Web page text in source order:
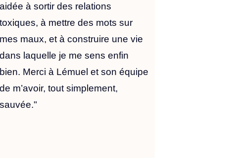
aidée à sortir des relations
toxiques, à mettre des mots sur
mes maux, et à construire une vie
dans laquelle je me sens enfin
bien. Merci à Lémuel et son équipe
de m’avoir, tout simplement,
sauvée."